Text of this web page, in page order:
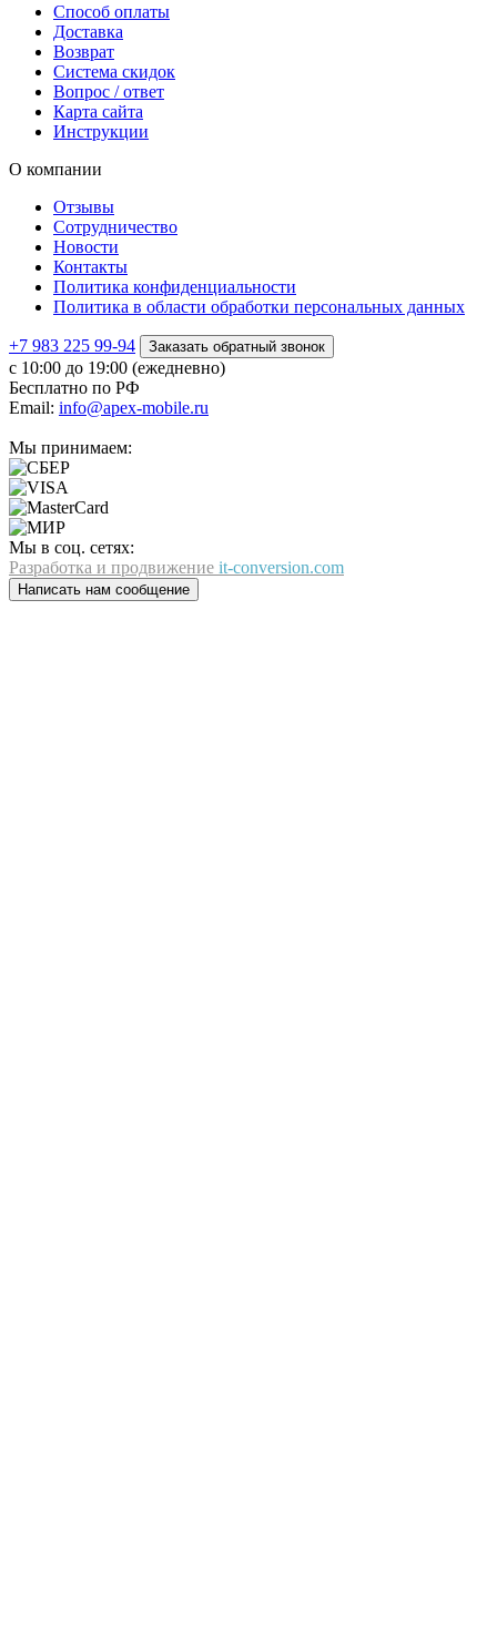
Способ оплаты
Доставка
Возврат
Система скидок
Вопрос / ответ
Карта сайта
Инструкции
О компании
Отзывы
Сотрудничество
Новости
Контакты
Политика конфиденциальности
Политика в области обработки персональных данных
+7 983 225 99-94 Заказать обратный звонок
с 10:00 до 19:00 (ежедневно)
Бесплатно по РФ
Email: info@apex-mobile.ru
Мы принимаем:
Мы в соц. сетях:
Разработка и продвижение it-conversion.com
Написать нам сообщение